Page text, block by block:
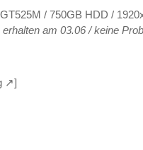
/ 750GB HDD /
am 03.06 / keine
]